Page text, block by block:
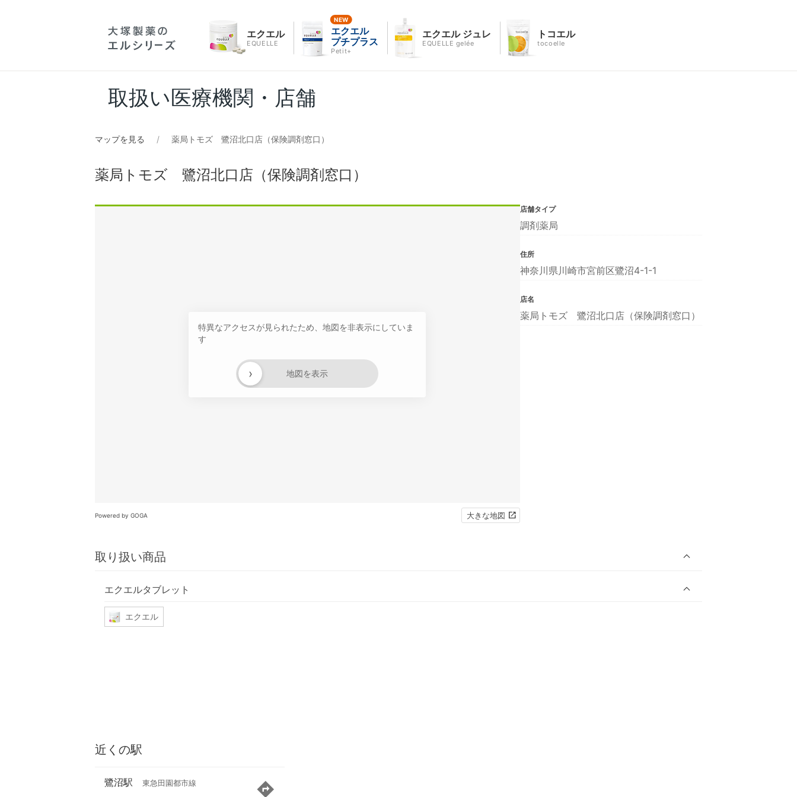
エクエル
EQUELLE
エクエル
プチプラス
Petit+
エクエル ジュレ
EQUELLE gelée
トコエル
tocoelle
取扱い医療機関・店舗
マップを見る 薬局トモズ 鷺沼北口店（保険調剤窓口）
薬局トモズ 鷺沼北口店（保険調剤窓口）
特異なアクセスが見られたため、地図を非表示にしていま
す
地図を表示
›
Powered by GOGA 大きな地図
取り扱い商品
エクエルタブレット
エクエル
店舗タイプ
調剤薬局
住所
神奈川県川崎市宮前区鷺沼4-1-1
店名
薬局トモズ 鷺沼北口店（保険調剤窓口）
近くの駅
鷺沼駅 東急田園都市線